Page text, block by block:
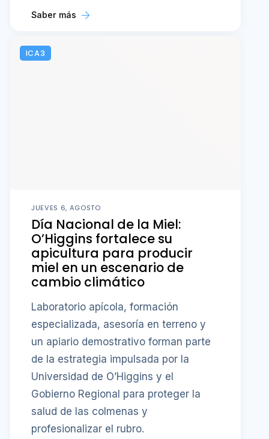
Saber más
ICA3
JUEVES 6, AGOSTO
Día Nacional de la Miel:
O’Higgins fortalece su
apicultura para producir
miel en un escenario de
cambio climático
Laboratorio apícola, formación
especializada, asesoría en terreno y
un apiario demostrativo forman parte
de la estrategia impulsada por la
Universidad de O’Higgins y el
Gobierno Regional para proteger la
salud de las colmenas y
profesionalizar el rubro.